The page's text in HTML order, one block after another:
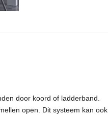
door koord of ladderband.
open. Dit systeem kan ook